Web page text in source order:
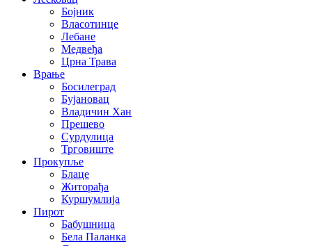
Бојник
Власотинце
Лебане
Медвеђа
Црна Трава
Врање
Босилеград
Бујановац
Владичин Хан
Прешево
Сурдулица
Трговиште
Прокупље
Блаце
Житорађа
Куршумлија
Пирот
Бабушница
Бела Паланка